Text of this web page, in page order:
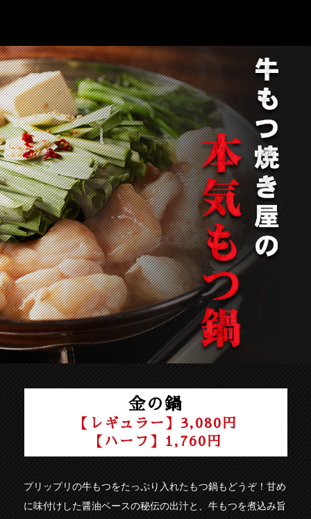
金の鍋
【レギュラー】3,080円
【ハーフ】1,760円
プリップリの牛もつをたっぷり入れたもつ鍋もどうぞ！甘め
に味付けした醤油ベースの秘伝の出汁と、牛もつを煮込み旨